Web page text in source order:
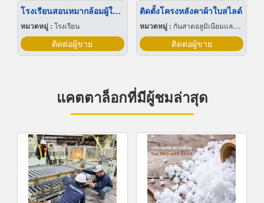
โรงเรียนสอนหมากล้อมผู้ใหญ่
หมวดหมู่ : โรงเรียน
ติดต่อผู้ขาย
ติดตั้งโครงหลังคาผ้าใบสไลด์
หมวดหมู่ : กันสาดอลูมิเนียมและผ้าใบ
ติดต่อผู้ขาย
แคตตาล็อกที่มีผู้ชมล่าสุด